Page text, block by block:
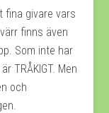
fina givare vars
finns även
Som inte har
TRÅKIGT. Men
och